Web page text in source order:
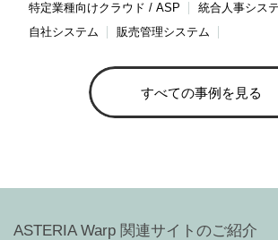
特定業種向けクラウド / ASP
統合人事シス
自社システム
販売管理システム
すべての事例を見る
ASTERIA Warp 関連サイトのご紹介